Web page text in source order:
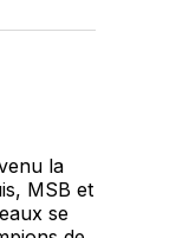
WhatsApp
Courriel
la
MSB et
se